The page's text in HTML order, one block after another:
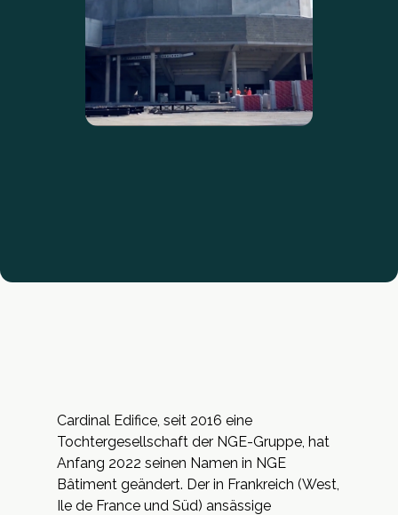
Cardinal Edifice, seit 2016 eine
Tochtergesellschaft der NGE-Gruppe, hat
Anfang 2022 seinen Namen in NGE
Bâtiment geändert. Der in Frankreich (West,
Ile de France und Süd) ansässige